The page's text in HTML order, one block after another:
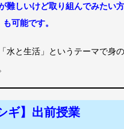
難しいけど取り組んでみたい
可能です。
水と生活」というテーマで身
ギ】出前授業